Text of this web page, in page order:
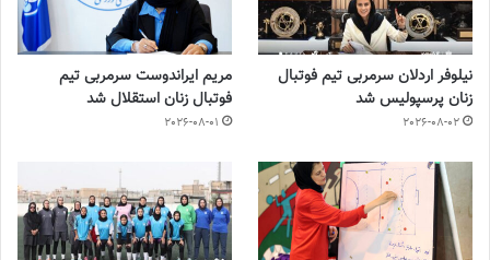
نیلوفر اردلان سرمربی تیم فوتبال
زنان پرسپولیس شد
2026-08-02
مریم ایراندوست سرمربی تیم
فوتبال زنان استقلال شد
2026-08-01